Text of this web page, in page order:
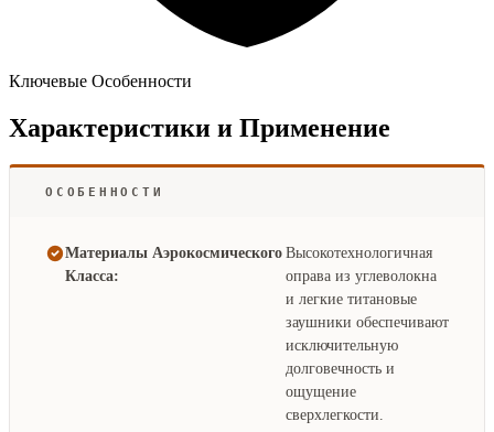
Ключевые Особенности
Характеристики и Применение
ОСОБЕННОСТИ
Материалы Аэрокосмического
Класса:
Высокотехнологичная
оправа из углеволокна
и легкие титановые
заушники обеспечивают
исключительную
долговечность и
ощущение
сверхлегкости.